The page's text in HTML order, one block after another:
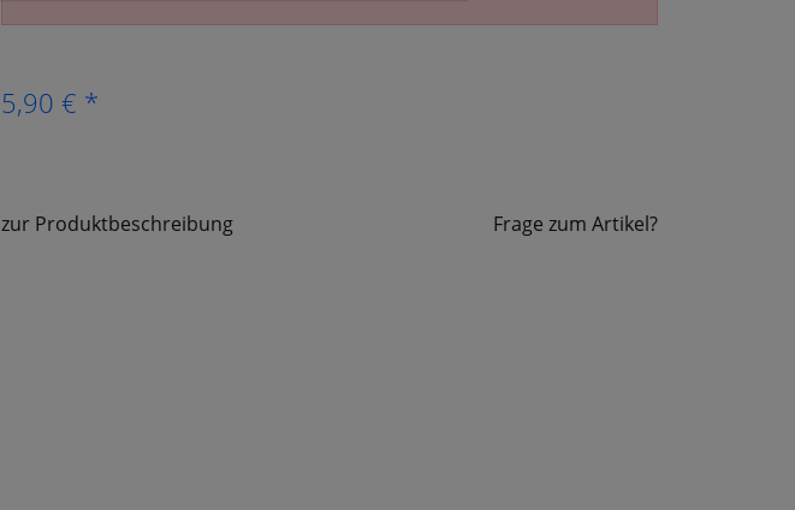
5,90 € *
zur Produktbeschreibung Frage zum Artikel?